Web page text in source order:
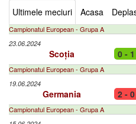
Ultimele meciuri Acasa
Campionatul European - Grupa A
23.06.2024
Scoția 0 - 1
Campionatul European - Grupa A
19.06.2024
Germania 2 - 0
Campionatul European - Grupa A